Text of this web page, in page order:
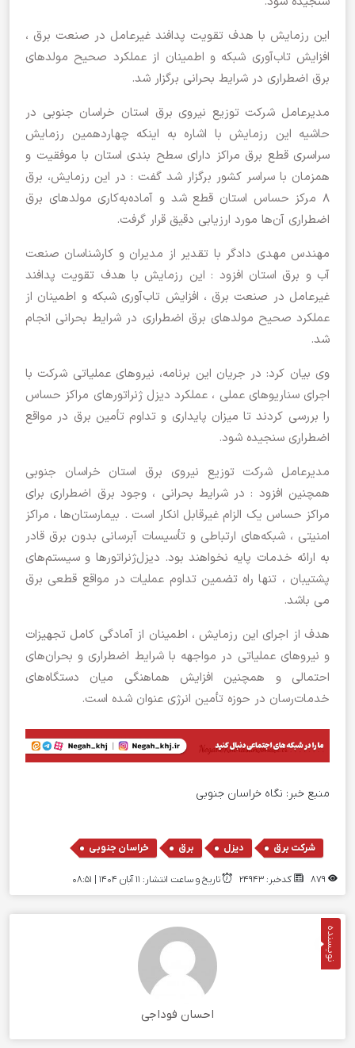
این رزمایش با هدف تقویت پدافند غیرعامل در صنعت برق ،
افزایش تاب‌آوری شبکه و اطمینان از عملکرد صحیح مولدهای
برق اضطراری در شرایط بحرانی برگزار شد.
مدیرعامل شرکت توزیع نیروی برق استان خراسان جنوبی در
حاشیه این رزمایش با اشاره به اینکه چهاردهمین رزمایش
سراسری قطع برق مراکز دارای سطح بندی استان با موفقیت و
همزمان با سراسر کشور برگزار شد گفت : در این رزمایش، برق
۸ مرکز حساس استان قطع شد و آماده‌به‌کاری مولدهای برق
اضطراری آن‌ها مورد ارزیابی دقیق قرار گرفت.
مهندس مهدی دادگر با تقدیر از مدیران و کارشناسان صنعت
آب و برق استان افزود : این رزمایش با هدف تقویت پدافند
غیرعامل در صنعت برق ، افزایش تاب‌آوری شبکه و اطمینان از
عملکرد صحیح مولدهای برق اضطراری در شرایط بحرانی انجام
شد.
وی بیان کرد: در جریان این برنامه، نیروهای عملیاتی شرکت با
اجرای سناریوهای عملی ، عملکرد دیزل ژنراتورهای مراکز حساس
را بررسی کردند تا میزان پایداری و تداوم تأمین برق در مواقع
اضطراری سنجیده شود.
مدیرعامل شرکت توزیع نیروی برق استان خراسان جنوبی
همچنین افزود : در شرایط بحرانی ، وجود برق اضطراری برای
مراکز حساس یک الزام غیرقابل انکار است . بیمارستان‌ها ، مراکز
امنیتی ، شبکه‌های ارتباطی و تأسیسات آبرسانی بدون برق قادر
به ارائه خدمات پایه نخواهند بود. دیزل‌ژنراتورها و سیستم‌های
پشتیبان ، تنها راه تضمین تداوم عملیات در مواقع قطعی برق
می باشد.
‌هدف از اجرای این رزمایش ، اطمینان از آمادگی کامل تجهیزات
و نیروهای عملیاتی در مواجهه با شرایط اضطراری و بحران‌های
احتمالی و همچنین افزایش هماهنگی میان دستگاه‌های
خدمات‌رسان در حوزه تأمین انرژی عنوان شده است.
منبع خبر: نگاه خراسان جنوبی
شرکت برق , دیزل , برق , خراسان جنوبی
کدخبر: 24943 تاریخ و ساعت انتشار: ۱۱ آبان ۱۴۰۴ | 08:51
نویسنده
احسان فوداجی